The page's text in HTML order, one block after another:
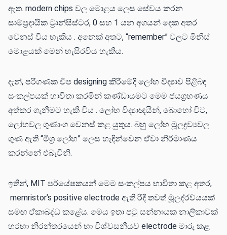
ඇත. modern chips වල මොළය ලෙස සේවය කරන
සාම්ප්‍රදායික ට්‍රාන්සිස්ටර, 0 සහ 1 යන අගයන් දෙක අතර
වෙනස් විය හැකිය . අනෙක් අතට, “remember” වලට මිනිස්
මොළයක් මෙන් හැසිරවිය හැකිය.
දැන්, පරිගණක චිප designing කිරීමේදී ලෝහ විද්‍යාව පිළිබඳ
සංකල්පයක් භාවිතා කරමින් කණ්ඩායමට මෙම ජයග්‍රහණය
අත්කර ගැනීමට හැකි විය . ලෝහ විද්‍යාඥයින්, බොහෝ විට,
ලෝහවල ගුණාංග වෙනස් කළ යුතුය. බහු ලෝහ මූලද්‍රව්‍යවල
ගුණ ඇති “මිශ්‍ර ලෝහ” ලෙස හැඳින්වෙන ඒවා නිර්මාණය
කරන්නේ එබැවිනි.
ඉතින්, MIT පර්යේෂකයන් මෙම සංකල්පය භාවිතා කළ අතර,
memristor’s positive electrode ඇති රිදී තවත් මූලද්රව්යයක්
සමඟ ඒකාබද්ධ කළේය. මෙය ඉතා පටු සන්නායක නාලිකාවක්
හරහා නිරන්තරයෙන් හා විශ්වසනීයව electrode මාරු කළ